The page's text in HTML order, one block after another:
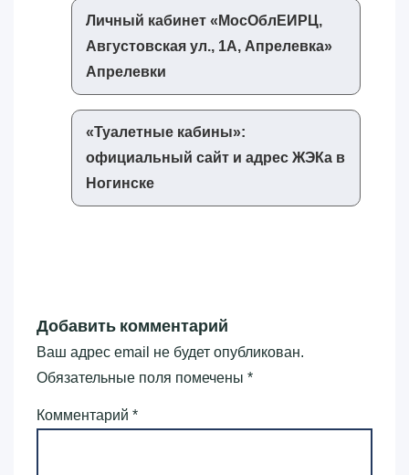
Личный кабинет «‎МосОблЕИРЦ,
Августовская ул., 1А, Апрелевка»‎
Апрелевки
«‎Туалетные кабины»‎:
официальный сайт и адрес ЖЭКа в
Ногинске
Добавить комментарий
Ваш адрес email не будет опубликован.
Обязательные поля помечены *
Комментарий *